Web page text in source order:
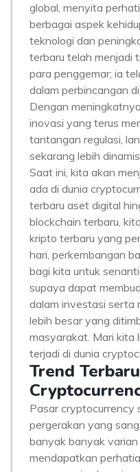
global, menyita
berbagai aspek
teknologi dan
terbaru telah menjadi
para penggemar; ia
dalam perbincangan
Dengan
inovasi yang terus
tantangan regulasi,
sekarang lebih
Saat ini, kita akan
ada di dunia
terbaru aset digital
blockchain terbaru,
kripto terbaru yang
hari, perkembangan
bagi kita untuk
supaya dapat
dalam investasi serta
lebih besar yang
masyarakat. Mari kita
terjadi di dunia
Trend
Pasar cryptocurrency
pergerakan yang
banyak banyak
mendapatkan